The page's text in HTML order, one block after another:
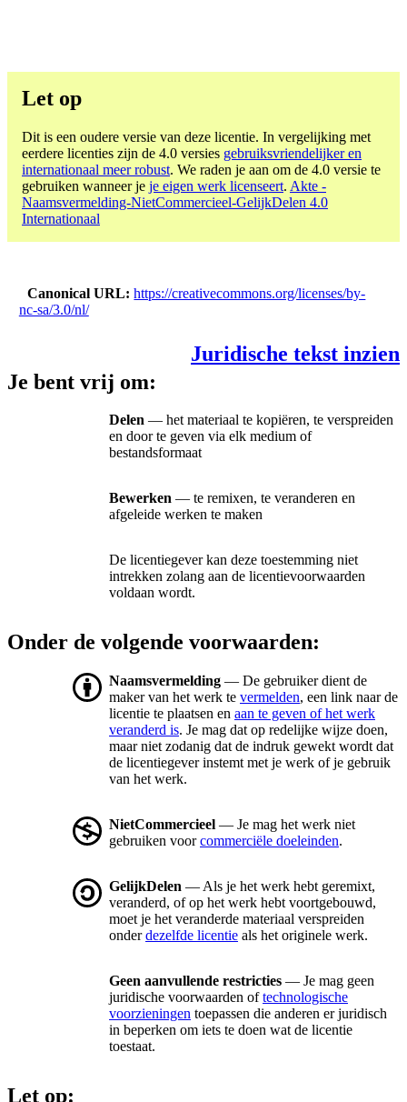
Let op
Dit is een oudere versie van deze licentie. In vergelijking met
eerdere licenties zijn de 4.0 versies gebruiksvriendelijker en
internationaal meer robust. We raden je aan om de 4.0 versie te
gebruiken wanneer je je eigen werk licenseert. Akte -
Naamsvermelding-NietCommercieel-GelijkDelen 4.0
Internationaal
Canonical URL
https://creativecommons.org/licenses/by-
nc-sa/3.0/nl/
Juridische tekst inzien
Je bent vrij om:
Delen — het materiaal te kopiëren, te verspreiden
en door te geven via elk medium of
bestandsformaat
Bewerken — te remixen, te veranderen en
afgeleide werken te maken
De licentiegever kan deze toestemming niet
intrekken zolang aan de licentievoorwaarden
voldaan wordt.
Onder de volgende voorwaarden:
Naamsvermelding — De gebruiker dient de
maker van het werk te vermelden, een link naar de
licentie te plaatsen en aan te geven of het werk
veranderd is. Je mag dat op redelijke wijze doen,
maar niet zodanig dat de indruk gewekt wordt dat
de licentiegever instemt met je werk of je gebruik
van het werk.
NietCommercieel — Je mag het werk niet
gebruiken voorcommerciële doeleinden.
GelijkDelen — Als je het werk hebt geremixt,
veranderd, of op het werk hebt voortgebouwd,
moet je het veranderde materiaal verspreiden
onderdezelfde licentie als het originele werk.
Geen aanvullende restricties — Je mag geen
juridische voorwaarden oftechnologische
voorzieningen toepassen die anderen er juridisch
in beperken om iets te doen wat de licentie
toestaat.
Let op: